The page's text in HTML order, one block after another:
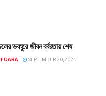
ভবঘুরে জীবন বর্বরতায় শেষ
SEPTEMBER 20, 2024